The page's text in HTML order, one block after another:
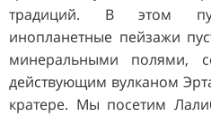
традиций. В этом
инопланетные пейзажи
минеральными полями,
действующим вулканом
кратере. Мы посетим